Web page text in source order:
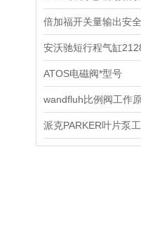
ATOS电磁阀*型号
wandfluh比例阀工作
派克PARKER叶片泵